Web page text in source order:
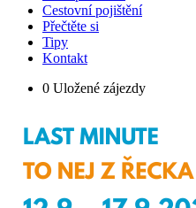
Cestovní pojištění
Přečtěte si
Tipy
Kontakt
0 Uložené zájezdy